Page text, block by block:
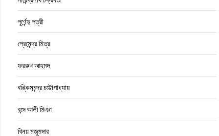
পূর্ণেন্দু পত্রী
প্রেমেন্দ্র মিত্র
ফররুখ আহমদ
বঙ্কিমচন্দ্র চট্টোপাধ্যায়
বন্দে আলী মিঞা
বিনয় মজুমদার